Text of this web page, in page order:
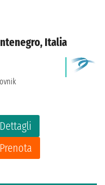
Italia
Dettagli
Prenota